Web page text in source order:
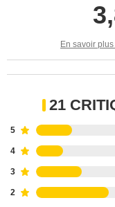
En savoir
21
5
4
3
2